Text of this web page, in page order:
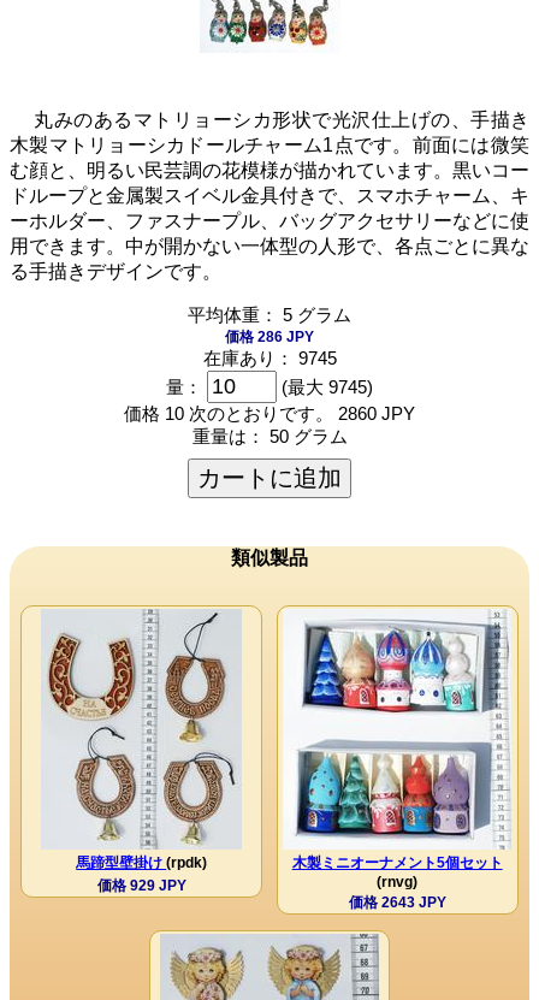
丸みのあるマトリョーシカ形状で光沢仕上げの、手描き
木製マトリョーシカドールチャーム1点です。前面には微笑
む顔と、明るい民芸調の花模様が描かれています。黒いコー
ドループと金属製スイベル金具付きで、スマホチャーム、キ
ーホルダー、ファスナープル、バッグアクセサリーなどに使
用できます。中が開かない一体型の人形で、各点ごとに異な
る手描きデザインです。
平均体重： 5 グラム
価格 286 JPY
在庫あり： 9745
量：
(最大 9745)
価格 10 次のとおりです。
2860 JPY
重量は： 50 グラム
カートに追加
類似製品
馬蹄型壁掛け(rpdk)
価格 929 JPY
木製ミニオーナメント5個セット
(rnvg)
価格 2643 JPY